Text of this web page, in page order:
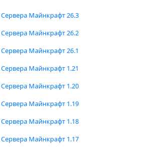
Сервера Майнкрафт 26.3
Сервера Майнкрафт 26.2
Сервера Майнкрафт 26.1
Сервера Майнкрафт 1.21
Сервера Майнкрафт 1.20
Сервера Майнкрафт 1.19
Сервера Майнкрафт 1.18
Сервера Майнкрафт 1.17